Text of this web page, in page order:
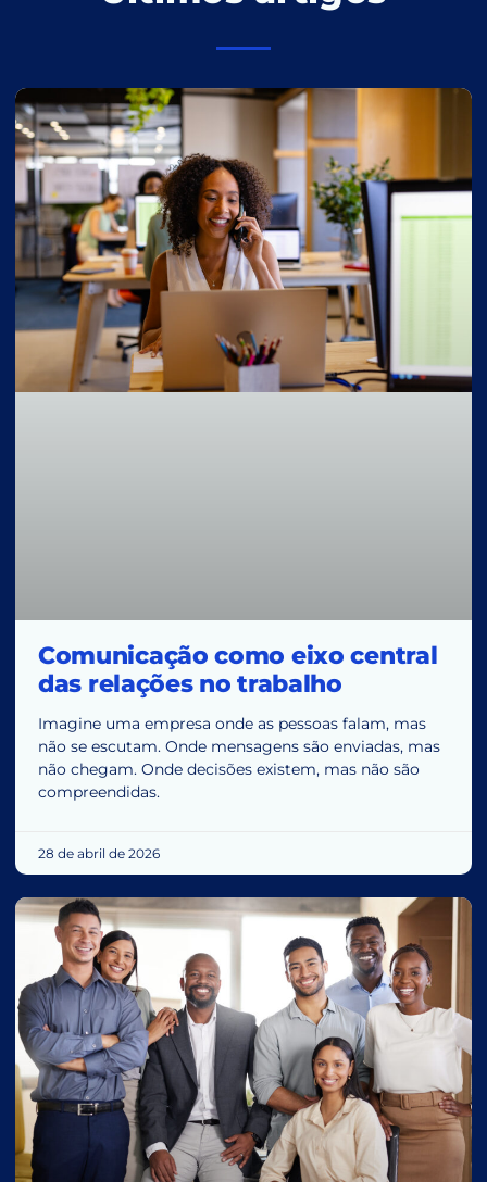
Comunicação como eixo central
das relações no trabalho
Imagine uma empresa onde as pessoas falam, mas
não se escutam. Onde mensagens são enviadas, mas
não chegam. Onde decisões existem, mas não são
compreendidas.
28 de abril de 2026